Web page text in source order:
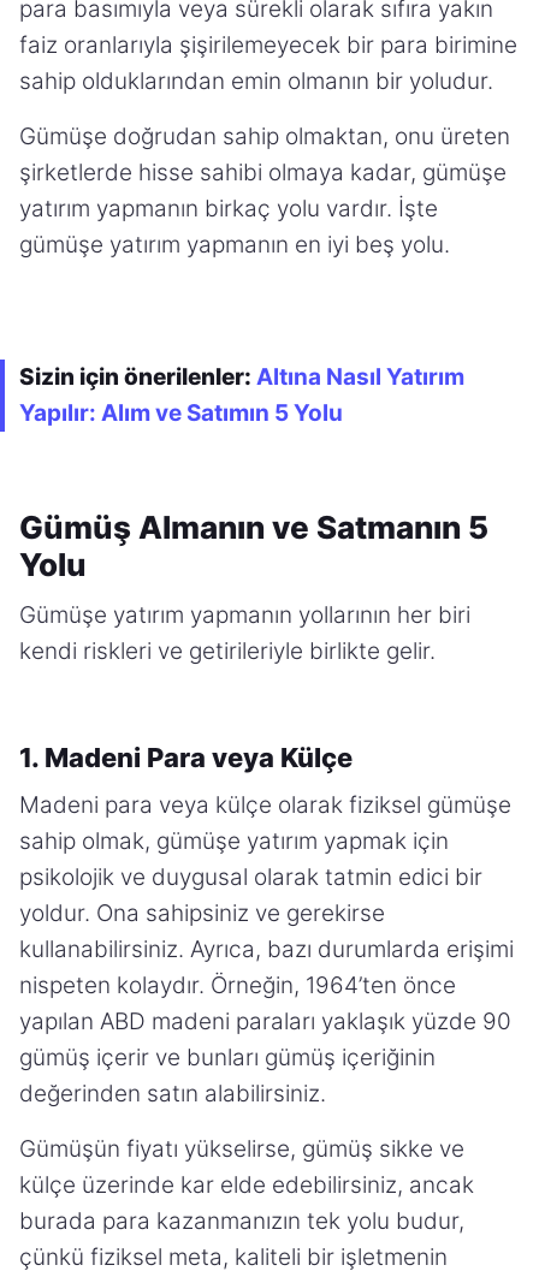
para basımıyla veya sürekli olarak sıfıra yakın
faiz oranlarıyla şişirilemeyecek bir para birimine
sahip olduklarından emin olmanın bir yoludur.
Gümüşe doğrudan sahip olmaktan, onu üreten
şirketlerde hisse sahibi olmaya kadar, gümüşe
yatırım yapmanın birkaç yolu vardır. İşte
gümüşe yatırım yapmanın en iyi beş yolu.
Sizin için önerilenler: Altına Nasıl Yatırım
Yapılır: Alım ve Satımın 5 Yolu
Gümüş Almanın ve Satmanın 5
Yolu
Gümüşe yatırım yapmanın yollarının her biri
kendi riskleri ve getirileriyle birlikte gelir.
1. Madeni Para veya Külçe
Madeni para veya külçe olarak fiziksel gümüşe
sahip olmak, gümüşe yatırım yapmak için
psikolojik ve duygusal olarak tatmin edici bir
yoldur. Ona sahipsiniz ve gerekirse
kullanabilirsiniz. Ayrıca, bazı durumlarda erişimi
nispeten kolaydır. Örneğin, 1964’ten önce
yapılan ABD madeni paraları yaklaşık yüzde 90
gümüş içerir ve bunları gümüş içeriğinin
değerinden satın alabilirsiniz.
Gümüşün fiyatı yükselirse, gümüş sikke ve
külçe üzerinde kar elde edebilirsiniz, ancak
burada para kazanmanızın tek yolu budur,
çünkü fiziksel meta, kaliteli bir işletmenin